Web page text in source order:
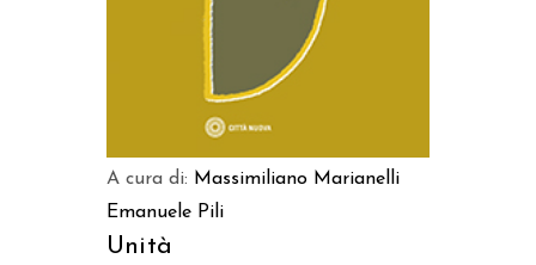
A cura di: Massimiliano Marianelli
Emanuele Pili
Unità